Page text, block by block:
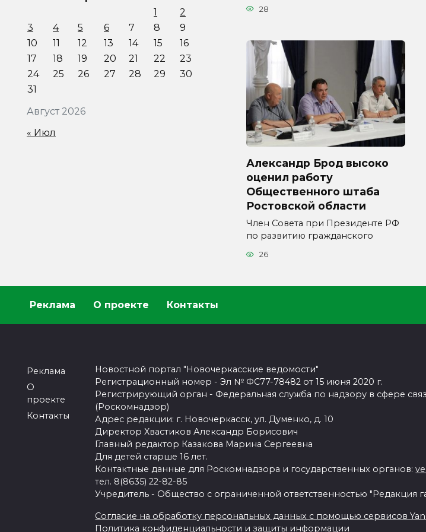
28
Александр Брод высоко
оценил работу
Общественного штаба
Ростовской области
Член Совета при Президенте РФ
по развитию гражданского
26
Август 2026
1
2
3
4 5 6 7 8
9
10
11 12 13 14 15
16
17
18 19 20 21 22
23
24
25 26 27 28 29
30
31
« Июл
Реклама О проекте Контакты
Реклама
О
проекте
Контакты
Новостной портал "Новочеркасские ведомости"
Регистрационный номер - Эл № ФС77-78482 от 15 июня 2020 г.
Регистрирующий орган - Федеральная служба по надзору в сфере
(Роскомнадзор)
Адрес редакции: г. Новочеркасск, ул. Думенко, д. 10
Директор Хвастиков Александр Борисович
Главный редактор Казакова Марина Сергеевна
Для детей старше 16 лет.
Контактные данные для Роскомнадзора и государственных органов:
тел. 8(8635) 22-82-85
Учредитель - Общество с ограниченной ответственностью "Редакция
Согласие на обработку персональных данных с помощью сервисов
Политика конфиденциальности и защиты информации